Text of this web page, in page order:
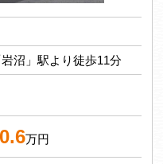
沼」駅より徒歩11分
万円